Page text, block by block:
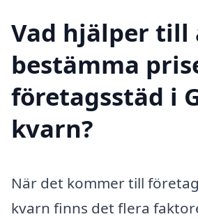
Vad hjälper till
bestämma
företagsstäd i
kvarn?
När det kommer till
kvarn finns det flera